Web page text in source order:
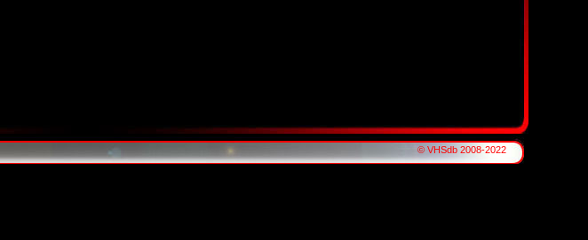
© VHSdb 2008-2022